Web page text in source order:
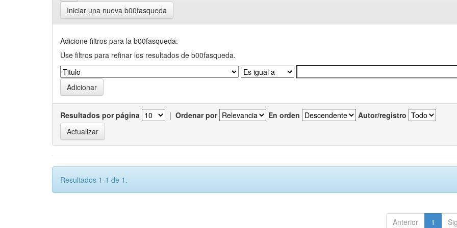
Iniciar una nueva b00fasqueda
Adicione filtros para la b00fasqueda:
Use filtros para refinar los resultados de b00fasqueda.
Resultados por página | Ordenar por En orden Autor/registro
Resultados 1-1 de 1.
Anterior 1